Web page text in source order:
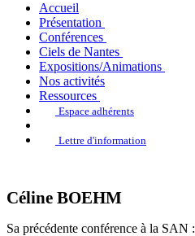
Accueil
Présentation
Conférences
Ciels de Nantes
Expositions/Animations
Nos activités
Ressources
Espace adhérents
Lettre d'information
Céline BOEHM
Sa précédente conférence à la SAN :